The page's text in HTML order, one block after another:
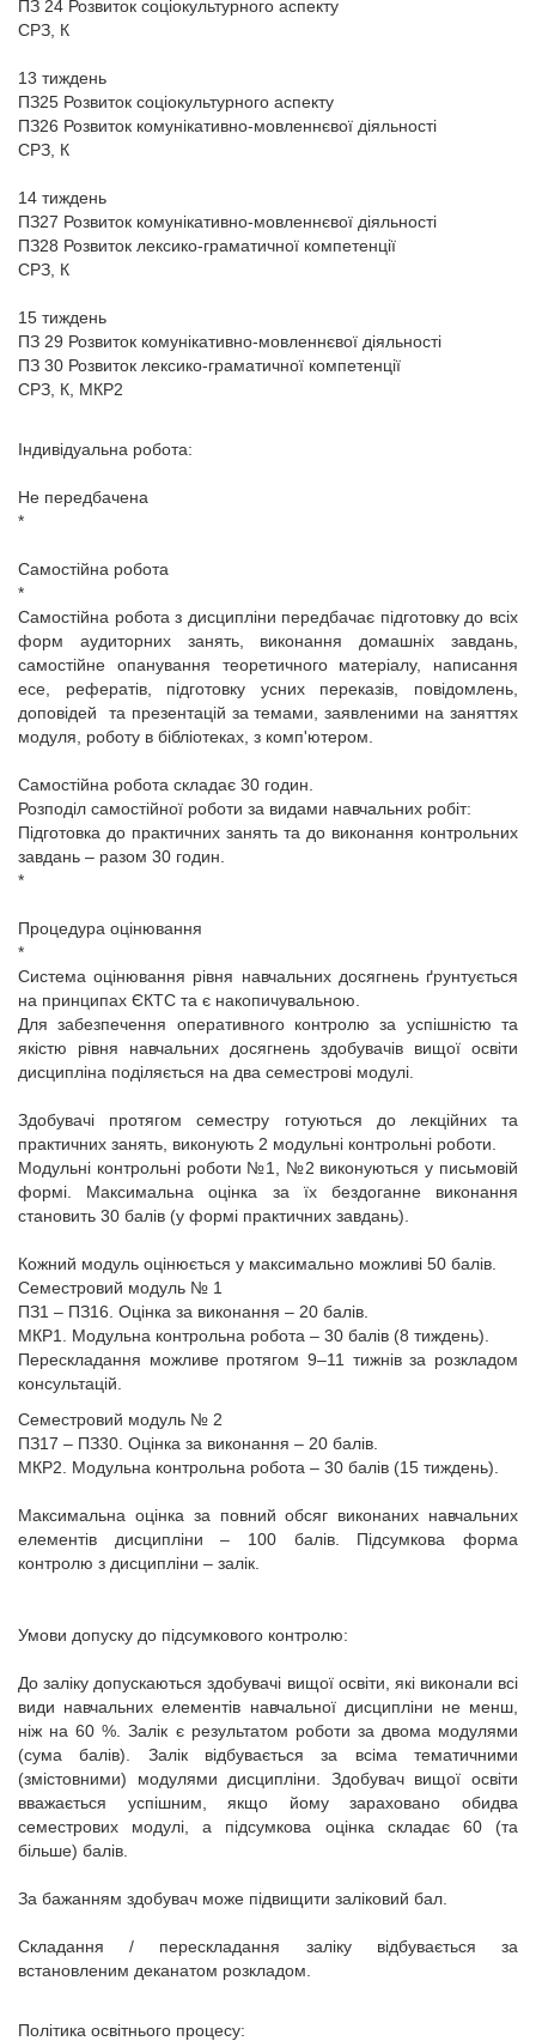
ПЗ 24 Розвиток соціокультурного аспекту
СРЗ, К
13 тиждень
ПЗ25 Розвиток соціокультурного аспекту
ПЗ26 Розвиток комунікативно-мовленнєвої діяльності
СРЗ, К
14 тиждень
ПЗ27 Розвиток комунікативно-мовленнєвої діяльності
ПЗ28 Розвиток лексико-граматичної компетенції
СРЗ, К
15 тиждень
ПЗ 29 Розвиток комунікативно-мовленнєвої діяльності
ПЗ 30 Розвиток лексико-граматичної компетенції
СРЗ, К, МКР2
Індивідуальна робота:
Не передбачена
*
Самостійна робота
*
Самостійна робота з дисципліни передбачає підготовку до всіх
форм аудиторних занять, виконання домашніх завдань,
самостійне опанування теоретичного матеріалу, написання
есе, рефератів, підготовку усних переказів, повідомлень,
доповідей та презентацій за темами, заявленими на заняттях
модуля, роботу в бібліотеках, з комп'ютером.
Самостійна робота складає 30 годин.
Розподіл самостійної роботи за видами навчальних робіт:
Підготовка до практичних занять та до виконання контрольних
завдань – разом 30 годин.
*
Процедура оцінювання
*
Система оцінювання рівня навчальних досягнень ґрунтується
на принципах ЄКТС та є накопичувальною.
Для забезпечення оперативного контролю за успішністю та
якістю рівня навчальних досягнень здобувачів вищої освіти
дисципліна поділяється на два семестрові модулі.
Здобувачі протягом семестру готуються до лекційних та
практичних занять, виконують 2 модульні контрольні роботи.
Модульні контрольні роботи №1, №2 виконуються у письмовій
формі. Максимальна оцінка за їх бездоганне виконання
становить 30 балів (у формі практичних завдань).
Кожний модуль оцінюється у максимально можливі 50 балів.
Семестровий модуль № 1
ПЗ1 – ПЗ16. Оцінка за виконання – 20 балів.
МКР1. Модульна контрольна робота – 30 балів (8 тиждень).
Перескладання можливе протягом 9–11 тижнів за розкладом
консультацій.
Семестровий модуль № 2
ПЗ17 – ПЗ30. Оцінка за виконання – 20 балів.
МКР2. Модульна контрольна робота – 30 балів (15 тиждень).
Максимальна оцінка за повний обсяг виконаних навчальних
елементів дисципліни – 100 балів. Підсумкова форма
контролю з дисципліни – залік.
Умови допуску до підсумкового контролю:
До заліку допускаються здобувачі вищої освіти, які виконали всі
види навчальних елементів навчальної дисципліни не менш,
ніж на 60 %. Залік є результатом роботи за двома модулями
(сума балів). Залік відбувається за всіма тематичними
(змістовними) модулями дисципліни. Здобувач вищої освіти
вважається успішним, якщо йому зараховано обидва
семестрових модулі, а підсумкова оцінка складає 60 (та
більше) балів.
За бажанням здобувач може підвищити заліковий бал.
Складання / перескладання заліку відбувається за
встановленим деканатом розкладом.
Політика освітнього процесу: